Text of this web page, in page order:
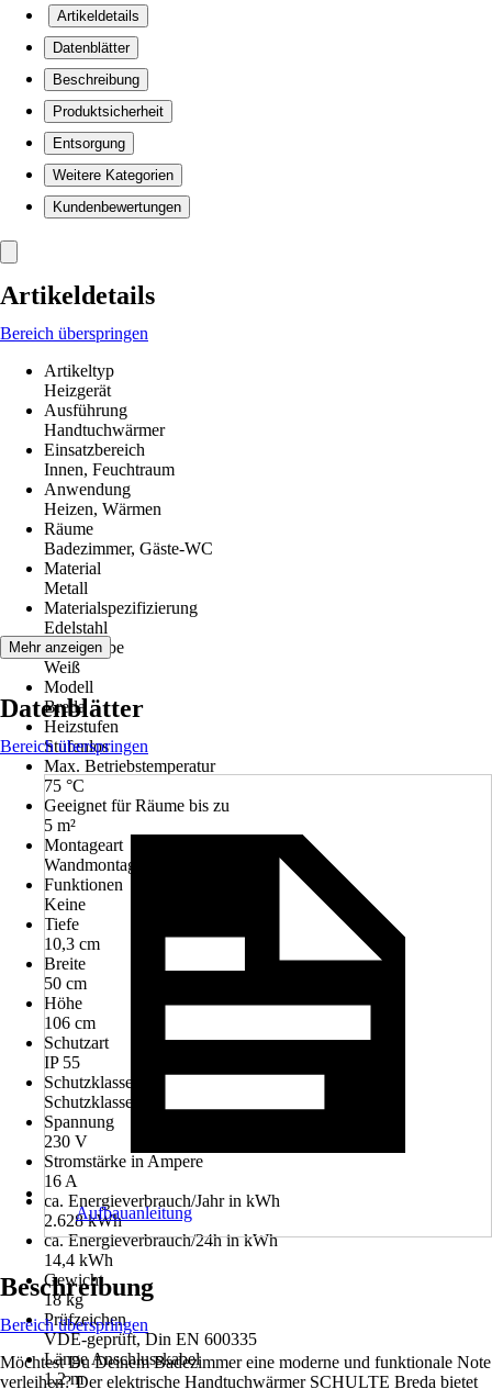
Artikeldetails
Datenblätter
Beschreibung
Produktsicherheit
Entsorgung
Weitere Kategorien
Kundenbewertungen
Artikeldetails
Bereich überspringen
Artikeltyp
Heizgerät
Ausführung
Handtuchwärmer
Einsatzbereich
Innen, Feuchtraum
Anwendung
Heizen, Wärmen
Räume
Badezimmer, Gäste-WC
Material
Metall
Materialspezifizierung
Edelstahl
Grundfarbe
Weiß
Modell
Breda
Heizstufen
Stufenlos
Max. Betriebstemperatur
75 °C
Geeignet für Räume bis zu
5 m²
Montageart
Wandmontage
Funktionen
Keine
Tiefe
10,3 cm
Breite
50 cm
Höhe
106 cm
Schutzart
IP 55
Schutzklasse
Schutzklasse I
Spannung
230 V
Stromstärke in Ampere
16 A
ca. Energieverbrauch/Jahr in kWh
2.628 kWh
ca. Energieverbrauch/24h in kWh
14,4 kWh
Gewicht
18 kg
Prüfzeichen
VDE-geprüft, Din EN 600335
Länge Anschlusskabel
1,2 m
Mehr anzeigen
Datenblätter
Bereich überspringen
Aufbauanleitung
Beschreibung
Bereich überspringen
Möchtest Du Deinem Badezimmer eine moderne und funktionale Note
verleihen? Der elektrische Handtuchwärmer SCHULTE Breda bietet